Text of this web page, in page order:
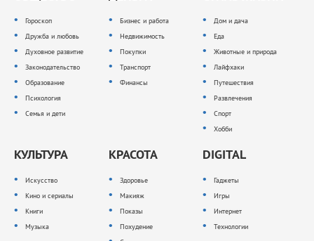
Гороскоп
Дружба и любовь
Духовное развитие
Законодательство
Образование
Психология
Семья и дети
Бизнес и работа
Недвижимость
Покупки
Транспорт
Финансы
Дом и дача
Еда
Животные и природа
Лайфхаки
Путешествия
Развлечения
Спорт
Хобби
КУЛЬТУРА
Искусство
Кино и сериалы
Книги
Музыка
КРАСОТА
Здоровье
Макияж
Показы
Похудение
DIGITAL
Гаджеты
Игры
Интернет
Технологии